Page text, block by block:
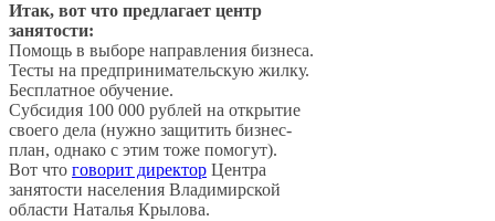
Итак, вот что предлагает центр
занятости:
Помощь в выборе направления бизнеса.
Тесты на предпринимательскую жилку.
Бесплатное обучение.
Субсидия 100 000 рублей на открытие
своего дела (нужно защитить бизнес-
план, однако с этим тоже помогут).
Вот что говорит директор Центра
занятости населения Владимирской
области Наталья Крылова.